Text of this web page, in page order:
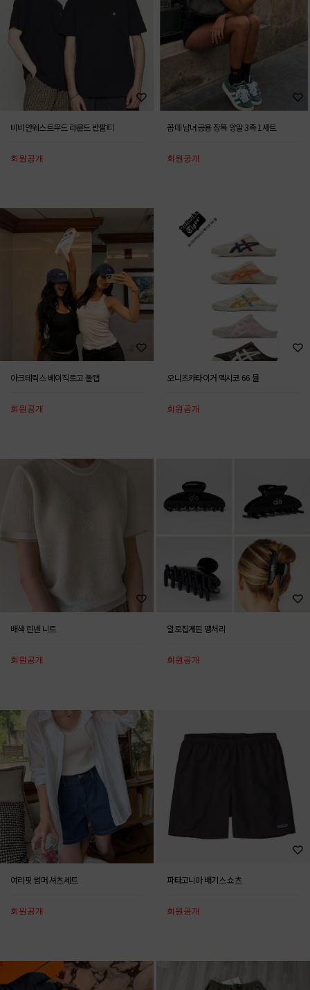
비비안웨스트우드 라운드 반팔티
회원공개
꼼데 남녀공용 장목 양말 3족 1세트
회원공개
아크테릭스 베이직로고 볼캡
회원공개
오니츠카타이거 멕시코 66 뮬
회원공개
배색 린넨 니트
회원공개
알로집게핀 땡처리
회원공개
여리핏 썸머 셔츠세트
회원공개
파타고니아 배기스 쇼츠
회원공개